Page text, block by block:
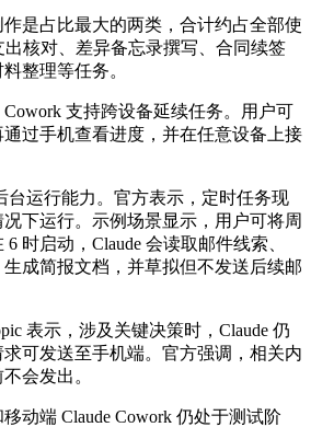
是占比最大的两类，合计约占全部使
出核对、差异备忘录撰写、合同续签
整理等任务。
支持跨设备延续任务。用户可
过手机查看进度，并在任意设备上接
台运行能力。官方表示，定时任务现
下运行。示例场景显示，用户可将周
时启动，Claude 会读取邮件线索、
成简报文档，并草拟但不发送后续邮
表示，涉及关键决策时，Claude 仍
可发送至手机端。官方强调，相关内
会发出。
动端 Claude Cowork 仍处于测试阶